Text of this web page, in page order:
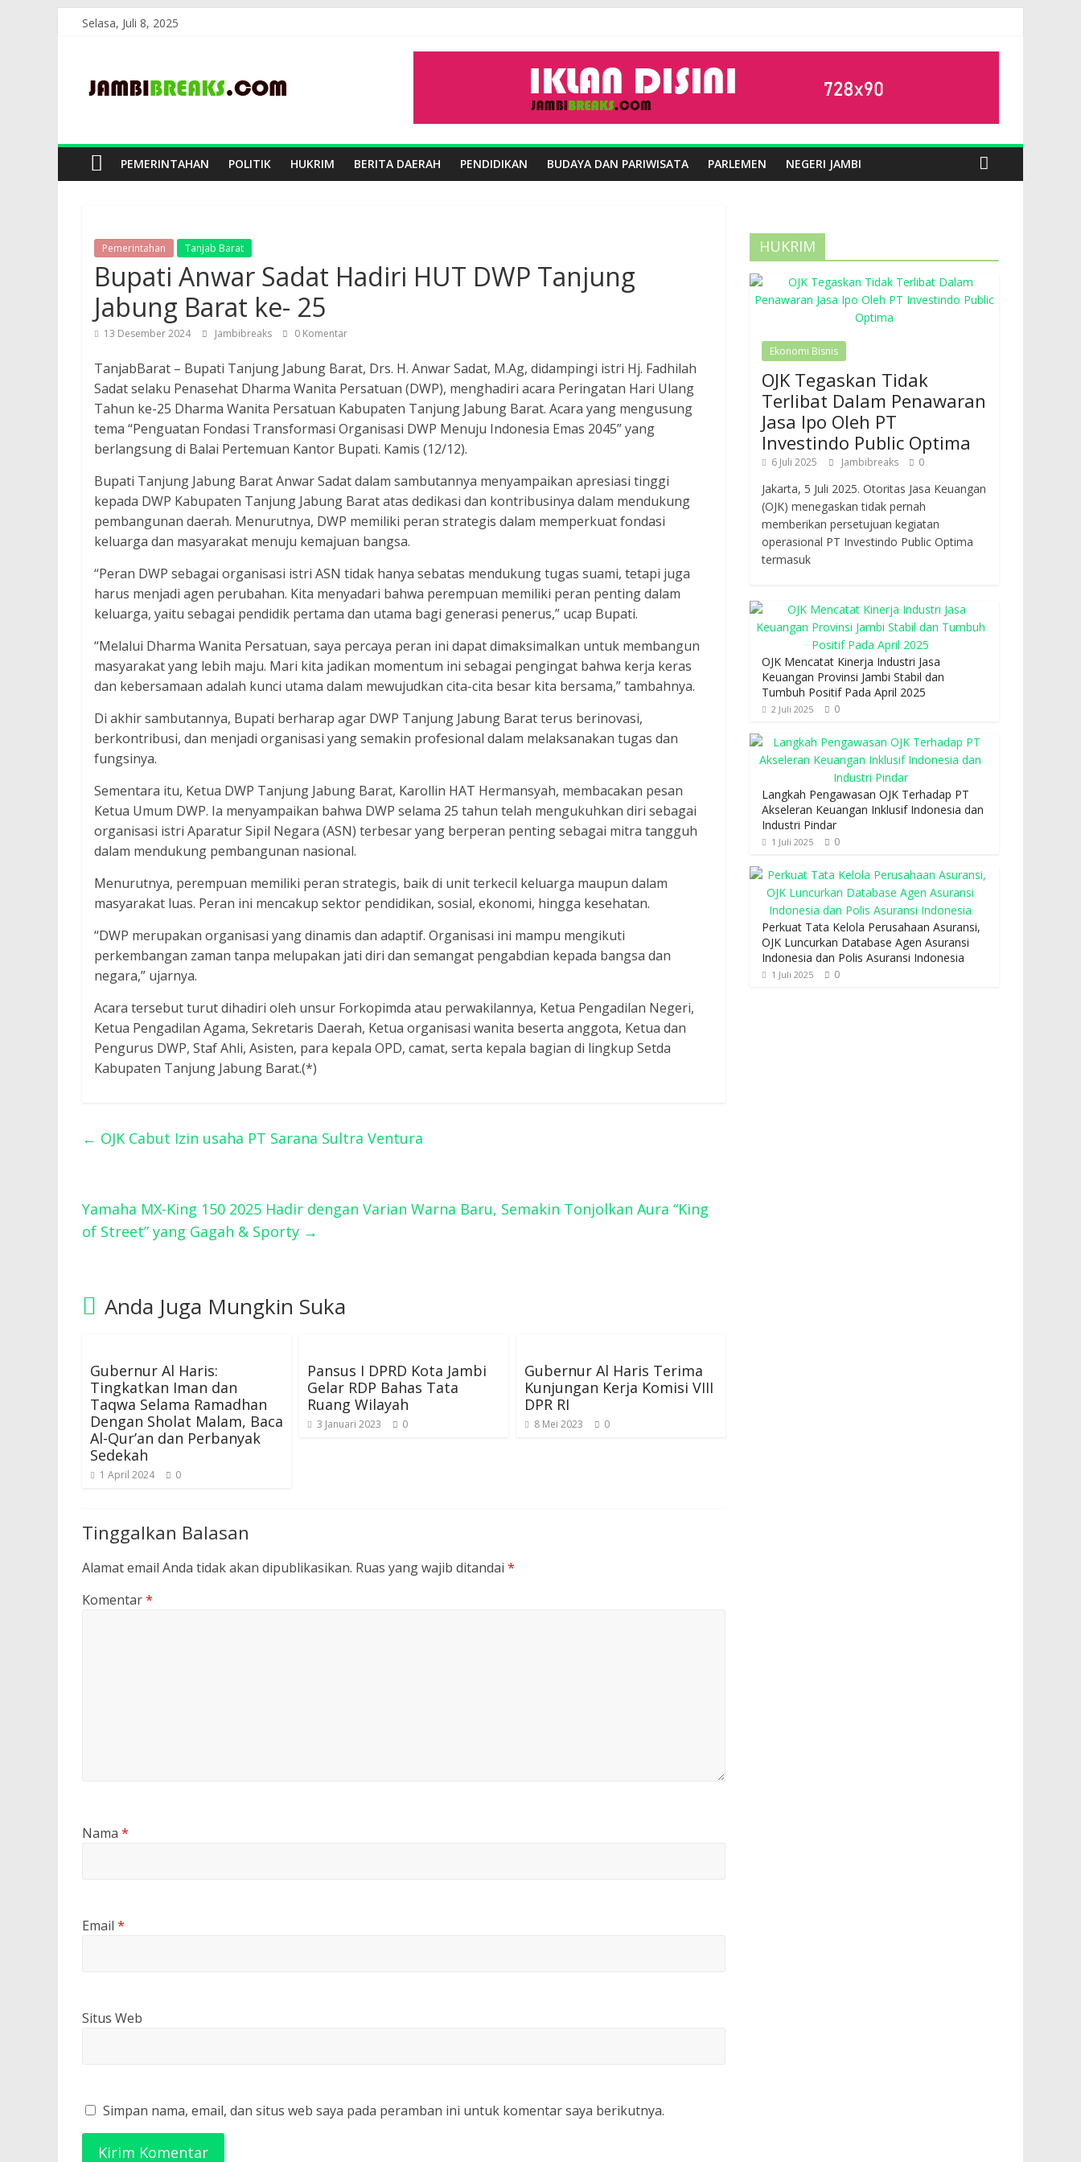
Selasa, Juli 8, 2025
JambiBreaks
PEMERINTAHAN POLITIK HUKRIM BERITA DAERAH PENDIDIKAN BUDAYA DAN PARIWISATA PARLEMEN NEGERI JAMBI
Pemerintahan Tanjab Barat
Bupati Anwar Sadat Hadiri HUT DWP Tanjung
Jabung Barat ke- 25
13 Desember 2024 Jambibreaks 0 Komentar
TanjabBarat – Bupati Tanjung Jabung Barat, Drs. H. Anwar Sadat, M.Ag, didampingi istri Hj. Fadhilah
Sadat selaku Penasehat Dharma Wanita Persatuan (DWP), menghadiri acara Peringatan Hari Ulang
Tahun ke-25 Dharma Wanita Persatuan Kabupaten Tanjung Jabung Barat. Acara yang mengusung
tema “Penguatan Fondasi Transformasi Organisasi DWP Menuju Indonesia Emas 2045” yang
berlangsung di Balai Pertemuan Kantor Bupati. Kamis (12/12).
Bupati Tanjung Jabung Barat Anwar Sadat dalam sambutannya menyampaikan apresiasi tinggi
kepada DWP Kabupaten Tanjung Jabung Barat atas dedikasi dan kontribusinya dalam mendukung
pembangunan daerah. Menurutnya, DWP memiliki peran strategis dalam memperkuat fondasi
keluarga dan masyarakat menuju kemajuan bangsa.
“Peran DWP sebagai organisasi istri ASN tidak hanya sebatas mendukung tugas suami, tetapi juga
harus menjadi agen perubahan. Kita menyadari bahwa perempuan memiliki peran penting dalam
keluarga, yaitu sebagai pendidik pertama dan utama bagi generasi penerus,” ucap Bupati.
“Melalui Dharma Wanita Persatuan, saya percaya peran ini dapat dimaksimalkan untuk membangun
masyarakat yang lebih maju. Mari kita jadikan momentum ini sebagai pengingat bahwa kerja keras
dan kebersamaan adalah kunci utama dalam mewujudkan cita-cita besar kita bersama,” tambahnya.
Di akhir sambutannya, Bupati berharap agar DWP Tanjung Jabung Barat terus berinovasi,
berkontribusi, dan menjadi organisasi yang semakin profesional dalam melaksanakan tugas dan
fungsinya.
Sementara itu, Ketua DWP Tanjung Jabung Barat, Karollin HAT Hermansyah, membacakan pesan
Ketua Umum DWP. Ia menyampaikan bahwa DWP selama 25 tahun telah mengukuhkan diri sebagai
organisasi istri Aparatur Sipil Negara (ASN) terbesar yang berperan penting sebagai mitra tangguh
dalam mendukung pembangunan nasional.
Menurutnya, perempuan memiliki peran strategis, baik di unit terkecil keluarga maupun dalam
masyarakat luas. Peran ini mencakup sektor pendidikan, sosial, ekonomi, hingga kesehatan.
“DWP merupakan organisasi yang dinamis dan adaptif. Organisasi ini mampu mengikuti
perkembangan zaman tanpa melupakan jati diri dan semangat pengabdian kepada bangsa dan
negara,” ujarnya.
Acara tersebut turut dihadiri oleh unsur Forkopimda atau perwakilannya, Ketua Pengadilan Negeri,
Ketua Pengadilan Agama, Sekretaris Daerah, Ketua organisasi wanita beserta anggota, Ketua dan
Pengurus DWP, Staf Ahli, Asisten, para kepala OPD, camat, serta kepala bagian di lingkup Setda
Kabupaten Tanjung Jabung Barat.(*)
← OJK Cabut Izin usaha PT Sarana Sultra Ventura
Yamaha MX-King 150 2025 Hadir dengan Varian Warna Baru, Semakin Tonjolkan Aura “King
of Street” yang Gagah & Sporty →
Anda Juga Mungkin Suka
Gubernur Al Haris:
Tingkatkan Iman dan
Taqwa Selama Ramadhan
Dengan Sholat Malam, Baca
Al-Qur’an dan Perbanyak
Sedekah
1 April 2024 0
Pansus I DPRD Kota Jambi
Gelar RDP Bahas Tata
Ruang Wilayah
3 Januari 2023 0
Gubernur Al Haris Terima
Kunjungan Kerja Komisi VIII
DPR RI
8 Mei 2023 0
Tinggalkan Balasan
Alamat email Anda tidak akan dipublikasikan. Ruas yang wajib ditandai *
Komentar*
Nama *
Email *
Situs Web
Simpan nama, email, dan situs web saya pada peramban ini untuk komentar saya berikutnya.
HUKRIM
Ekonomi Bisnis
OJK Tegaskan Tidak
Terlibat Dalam Penawaran
Jasa Ipo Oleh PT
Investindo Public Optima
6 Juli 2025 Jambibreaks 0
Jakarta, 5 Juli 2025. Otoritas Jasa Keuangan
(OJK) menegaskan tidak pernah
memberikan persetujuan kegiatan
operasional PT Investindo Public Optima
termasuk
OJK Mencatat Kinerja Industri Jasa
Keuangan Provinsi Jambi Stabil dan
Tumbuh Positif Pada April 2025
2 Juli 2025 0
Langkah Pengawasan OJK Terhadap PT
Akseleran Keuangan Inklusif Indonesia dan
Industri Pindar
1 Juli 2025 0
Perkuat Tata Kelola Perusahaan Asuransi,
OJK Luncurkan Database Agen Asuransi
Indonesia dan Polis Asuransi Indonesia
1 Juli 2025 0